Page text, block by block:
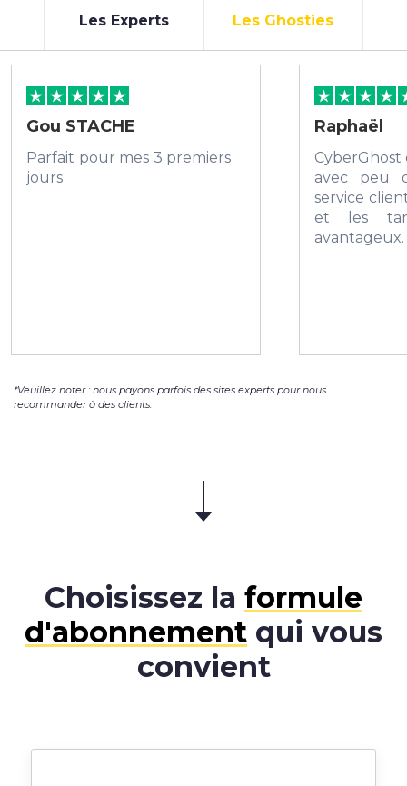
Les Experts Les Ghosties
Gou STACHE
Parfait pour mes 3 premiers
jours
Raphaël
avec peu
service
et les
*Veuillez noter : nous payons parfois des sites experts pour nous
recommander à des clients.
Choisissez la formule
d'abonnement qui vous
convient